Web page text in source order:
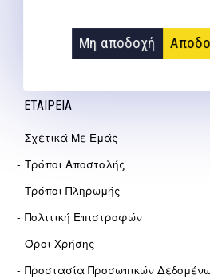
Μη αποδοχή
Αγγελάκη 21, Θεσσαλονίκη
ΕΤΑΙΡΕΊΑ
Σχετικά Με Εμάς
Τρόποι Αποστολής
Τρόποι Πληρωμής
Πολιτική Επιστροφών
Όροι Χρήσης
Προστασία Προσωπικών